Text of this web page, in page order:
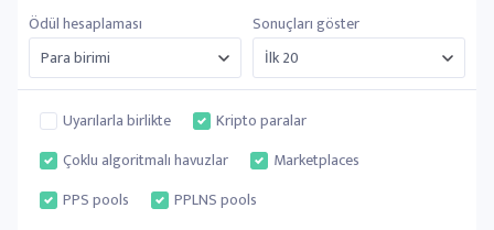
Ödül hesaplaması
Sonuçları göster
Uyarılarla birlikte
Kripto paralar
Çoklu algoritmalı havuzlar
Marketplaces
PPS pools
PPLNS pools